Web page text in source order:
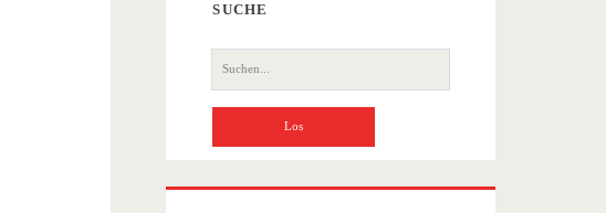
SUCHE
Suche
nach: